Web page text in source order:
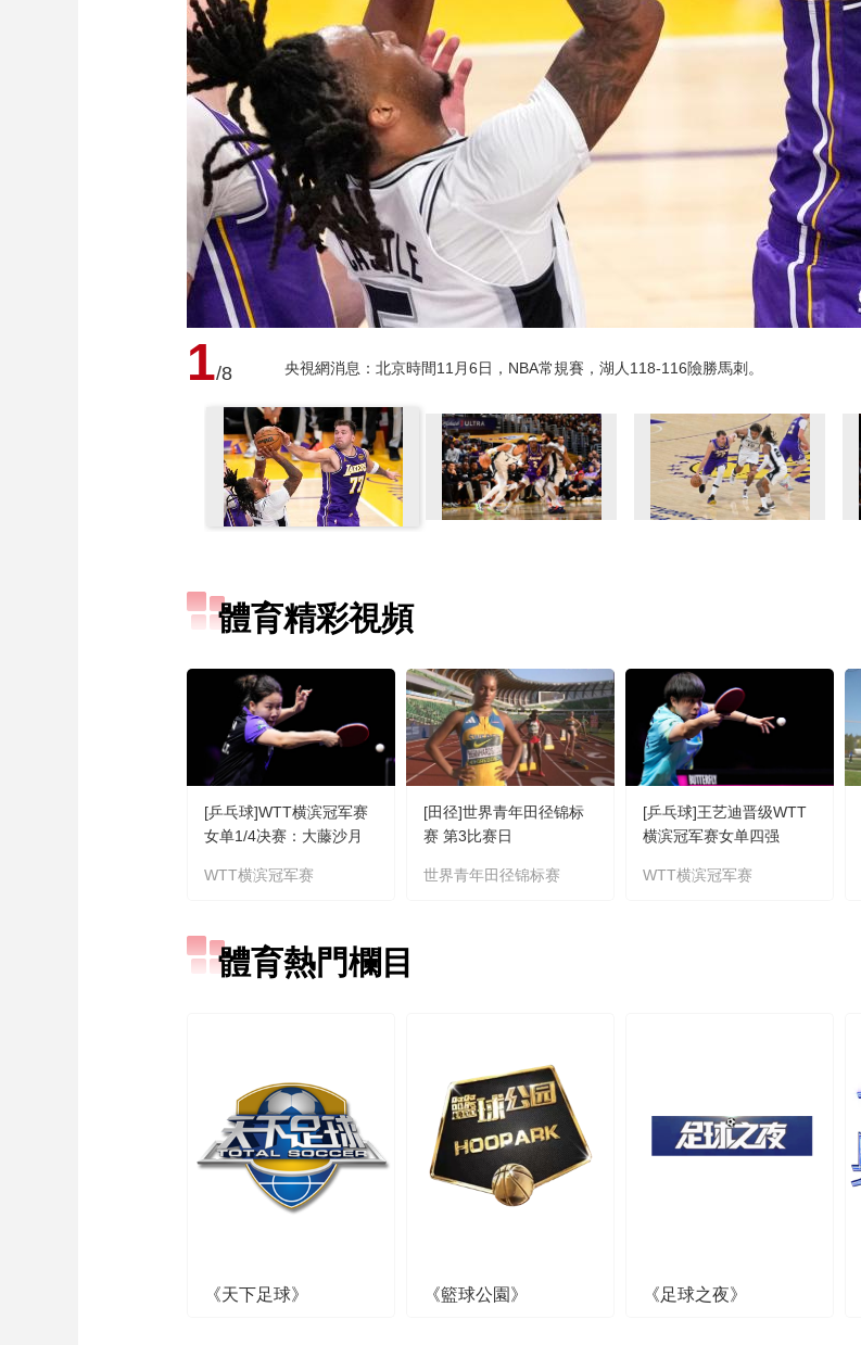
CCTV.節目官網 直播 節目單 總台企業白名單
1/8 央視網消息：北京時間11月6日，NBA常規賽，湖人118-116險勝馬刺。
體育精彩視頻
[乒乓球]WTT横滨冠军赛
女单1/4决赛：大藤沙月
WTT横滨冠军赛
[田径]世界青年田径锦标
赛 第3比赛日
世界青年田径锦标赛
[乒乓球]王艺迪晋级WTT
横滨冠军赛女单四强
WTT横滨冠军赛
體育熱門欄目
《天下足球》 《籃球公園》 《足球之夜》